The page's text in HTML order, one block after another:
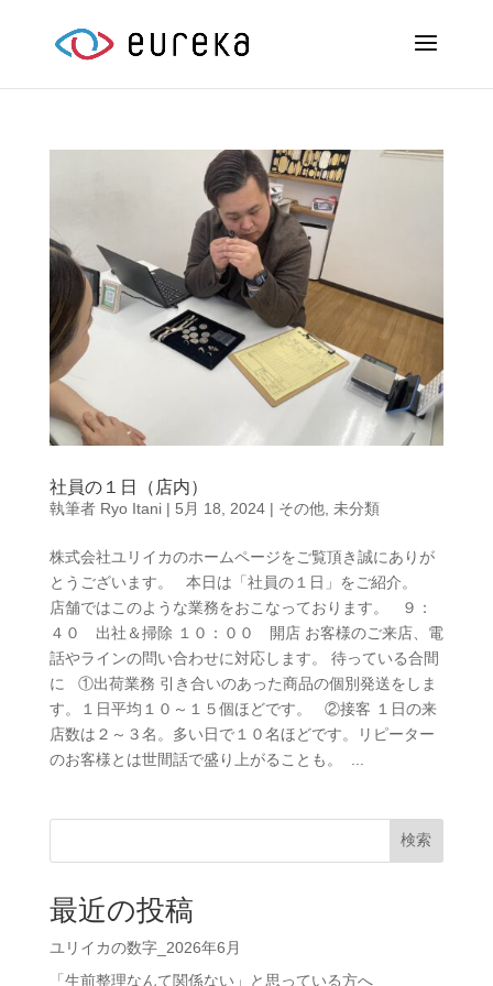
社員の１日（店内）
執筆者 Ryo Itani| 5月 18, 2024| その他, 未分類
株式会社ユリイカのホームページをご覧頂き誠にありが
とうございます。 本日は「社員の１日」をご紹介。
店舗ではこのような業務をおこなっております。 ９：
４０ 出社＆掃除 １０：００ 開店 お客様のご来店、電
話やラインの問い合わせに対応します。 待っている合間
に ①出荷業務 引き合いのあった商品の個別発送をしま
す。１日平均１０～１５個ほどです。 ②接客 １日の来
店数は２～３名。多い日で１０名ほどです。リピーター
のお客様とは世間話で盛り上がることも。 ...
検索
最近の投稿
ユリイカの数字_2026年6月
「生前整理なんて関係ない」と思っている方へ